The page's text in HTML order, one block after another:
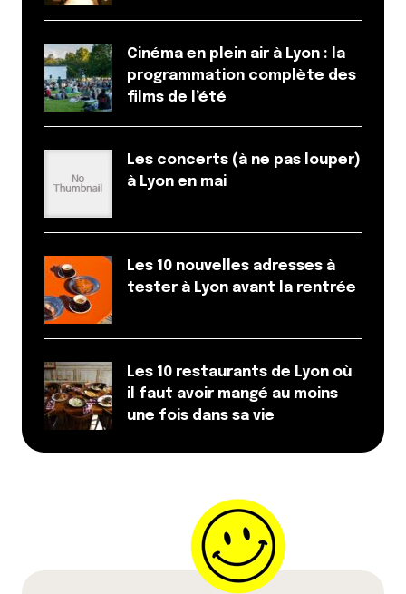
Cinéma en plein air à Lyon : la
programmation complète des
films de l’été
Les concerts (à ne pas louper)
à Lyon en mai
Les 10 nouvelles adresses à
tester à Lyon avant la rentrée
Les 10 restaurants de Lyon où
il faut avoir mangé au moins
une fois dans sa vie